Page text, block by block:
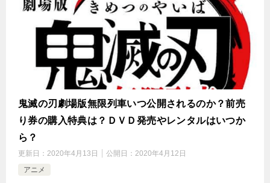
鬼滅の刃劇場版無限列車いつ公開されるのか？前売
り券の購入特典は？ＤＶＤ発売やレンタルはいつか
ら？
更新日： 2020年4月13日 公開日： 2020年4月12日
アニメ